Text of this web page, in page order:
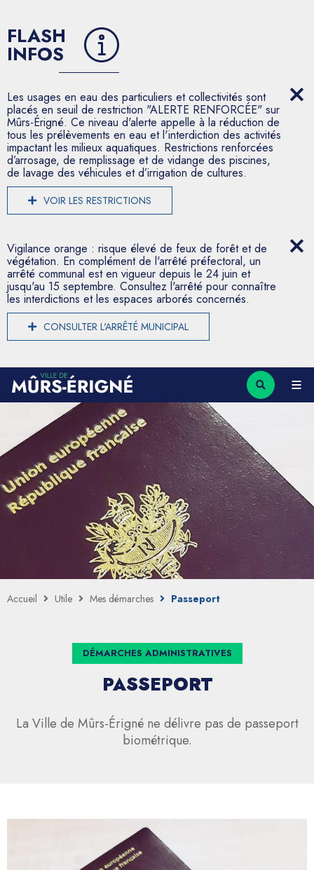
FLASH
INFOS
Les usages en eau des particuliers et collectivités sont
placés en seuil de restriction "ALERTE RENFORCÉE" sur
Mûrs-Érigné. Ce niveau d'alerte appelle à la réduction de
tous les prélèvements en eau et l'interdiction des activités
impactant les milieux aquatiques. Restrictions renforcées
d’arrosage, de remplissage et de vidange des piscines,
de lavage des véhicules et d’irrigation de cultures.
VOIR LES RESTRICTIONS
Vigilance orange : risque élevé de feux de forêt et de
végétation. En complément de l'arrêté préfectoral, un
arrêté communal est en vigueur depuis le 24 juin et
jusqu'au 15 septembre. Consultez l'arrêté pour connaître
les interdictions et les espaces arborés concernés.
CONSULTER L'ARRÊTÉ MUNICIPAL
Accueil Utile Mes démarches Passeport
DÉMARCHES ADMINISTRATIVES
PASSEPORT
La Ville de Mûrs-Érigné ne délivre pas de passeport
biométrique.